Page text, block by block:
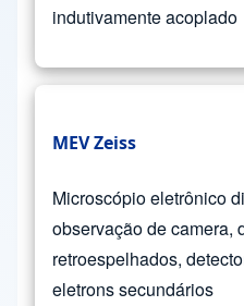
indutivamente acoplado
MEV Zeiss
Microscópio eletrônico
observação de camera,
retroespelhados,
eletrons secundários